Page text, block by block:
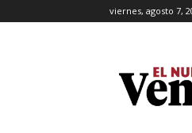
viernes, agosto 7,